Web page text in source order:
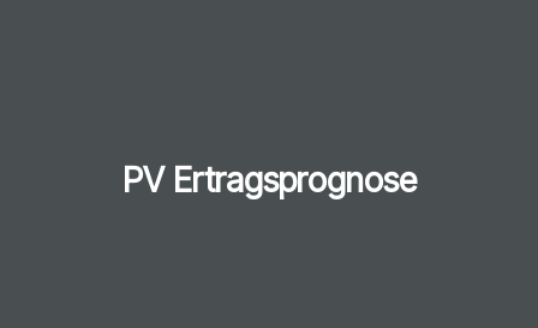
PV Ertragsprognose